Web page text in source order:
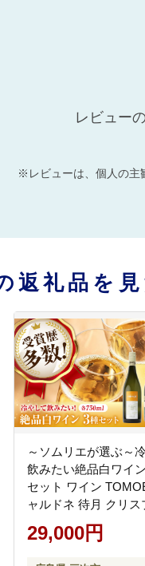
レビュー
※レビューは、個人の主
返礼品を
～ソムリエが選ぶ～
飲みたい絶品白ワイ
セット ワイン
ャルドネ 待月 クリス
ラウェア 受賞 飲み比
インセット ギフト 三
29,000円